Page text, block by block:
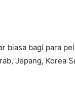
biasa bagi para
Jepang, Korea